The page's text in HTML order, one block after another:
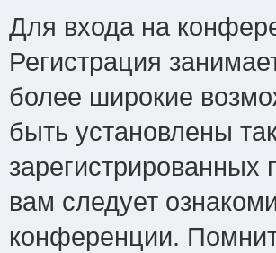
Для входа на
Регистрация
более широкие
быть установлены
зарегистрированных
вам следует
конференции.